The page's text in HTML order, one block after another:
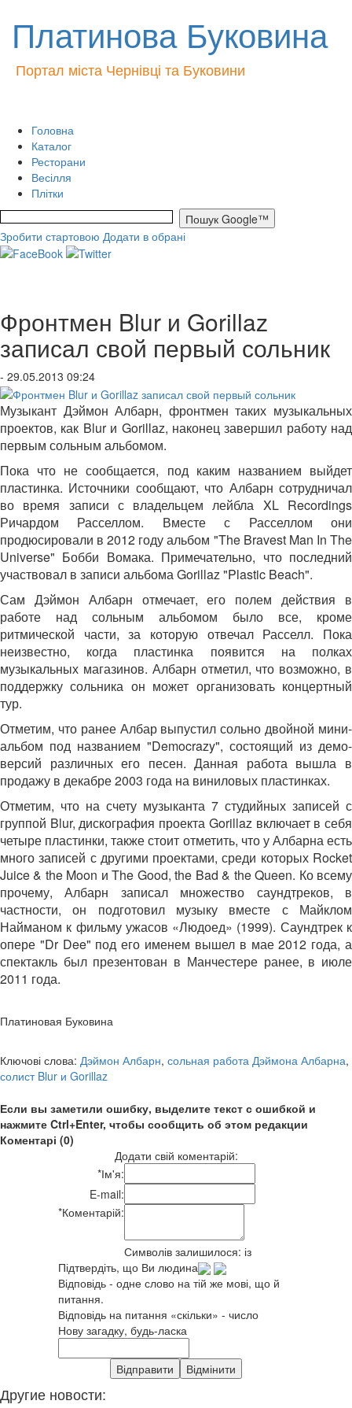
Платинова Буковина
Портал міста Чернівці та Буковини
Головна
Каталог
Ресторани
Весілля
Плітки
Зробити стартовою Додати в обрані
Фронтмен Blur и Gorillaz
записал свой первый сольник
- 29.05.2013 09:24
Музыкант Дэймон Албарн, фронтмен таких музыкальных
проектов, как Blur и Gorillaz, наконец завершил работу над
первым сольным альбомом.
Пока что не сообщается, под каким названием выйдет
пластинка. Источники сообщают, что Албарн сотрудничал
во время записи с владельцем лейбла XL Recordings
Ричардом Расселлом. Вместе с Расселлом они
продюсировали в 2012 году альбом "The Bravest Man In The
Universe" Бобби Вомака. Примечательно, что последний
участвовал в записи альбома Gorillaz "Plastic Beach".
Сам Дэймон Албарн отмечает, его полем действия в
работе над сольным альбомом было все, кроме
ритмической части, за которую отвечал Расселл. Пока
неизвестно, когда пластинка появится на полках
музыкальных магазинов. Албарн отметил, что возможно, в
поддержку сольника он может организовать концертный
тур.
Отметим, что ранее Албар выпустил сольно двойной мини-
альбом под названием "Democrazy", состоящий из демо-
версий различных его песен. Данная работа вышла в
продажу в декабре 2003 года на виниловых пластинках.
Отметим, что на счету музыканта 7 студийных записей с
группой Blur, дискография проекта Gorillaz включает в себя
четыре пластинки, также стоит отметить, что у Албарна есть
много записей с другими проектами, среди которых Rocket
Juice & the Moon и The Good, the Bad & the Queen. Ко всему
прочему, Албарн записал множество саундтреков, в
частности, он подготовил музыку вместе с Майклом
Найманом к фильму ужасов «Людоед» (1999). Саундтрек к
опере "Dr Dee" под его именем вышел в мае 2012 года, а
спектакль был презентован в Манчестере ранее, в июле
2011 года.
Платиновая Буковина
Ключові слова: Дэймон Албарн, сольная работа Дэймона Албарна,
солист Blur и Gorillaz
Если вы заметили ошибку, выделите текст с ошибкой и
нажмите Ctrl+Enter, чтобы сообщить об этом редакции
Коментарі (0)
Додати свій коментарій:
*Ім'я:
E-mail:
*Коментарій:
Символів залишилося: із
Підтвердіть, що Ви людина
Відповідь - одне слово на тій же мові, що й
питання.
Відповідь на питання «скільки» - число
Нову загадку, будь-ласка
Другие новости: